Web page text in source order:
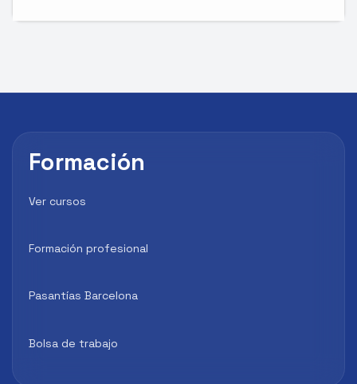
Formación
Ver cursos
Formación profesional
Pasantías Barcelona
Bolsa de trabajo